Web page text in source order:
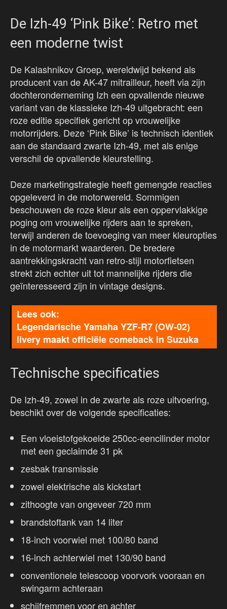
De Izh-49 ‘Pink Bike’: Retro met
een moderne twist
De Kalashnikov Groep, wereldwijd bekend als
producent van de AK-47 mitrailleur, heeft via zijn
dochteronderneming Izh een opvallende nieuwe
variant van de klassieke Izh-49 uitgebracht: een
roze editie specifiek gericht op vrouwelijke
motorrijders. Deze ‘Pink Bike’ is technisch identiek
aan de standaard zwarte Izh-49, met als enige
verschil de opvallende kleurstelling.
Deze marketingstrategie heeft gemengde reacties
opgeleverd in de motorwereld. Sommigen
beschouwen de roze kleur als een oppervlakkige
poging om vrouwelijke rijders aan te spreken,
terwijl anderen de toevoeging van meer kleuropties
in de motormarkt waarderen. De bredere
aantrekkingskracht van retro-stijl motorfietsen
strekt zich echter uit tot mannelijke rijders die
geïnteresseerd zijn in vintage designs.
Legendarische Yamaha YZF-R7 (OW-02)
livery maakt officiële comeback in Suzuka
Technische specificaties
De Izh-49, zowel in de zwarte als roze uitvoering,
beschikt over de volgende specificaties:
Een vloeistofgekoelde 250cc-eencilinder motor
met een geclaimde 31 pk
zesbak transmissie
zowel elektrische als kickstart
zithoogte van ongeveer 720 mm
brandstoftank van 14 liter
18-inch voorwiel met 100/80 band
16-inch achterwiel met 130/90 band
conventionele telescoop voorvork vooraan en
swingarm achteraan
schijfremmen voor en achter